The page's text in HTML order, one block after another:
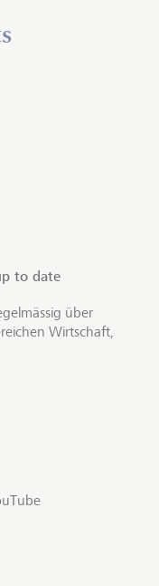
to date
über
Wirtschaft,